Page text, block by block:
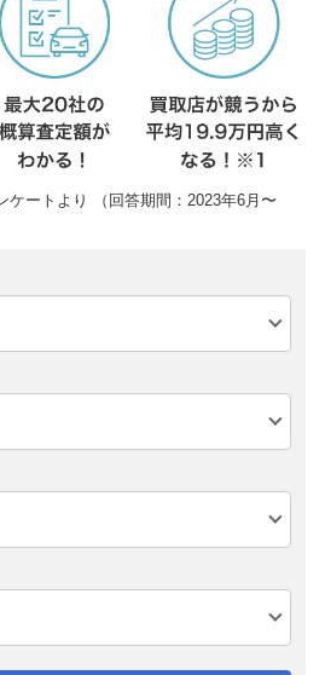
ケートより （回答期間：2023年6月〜